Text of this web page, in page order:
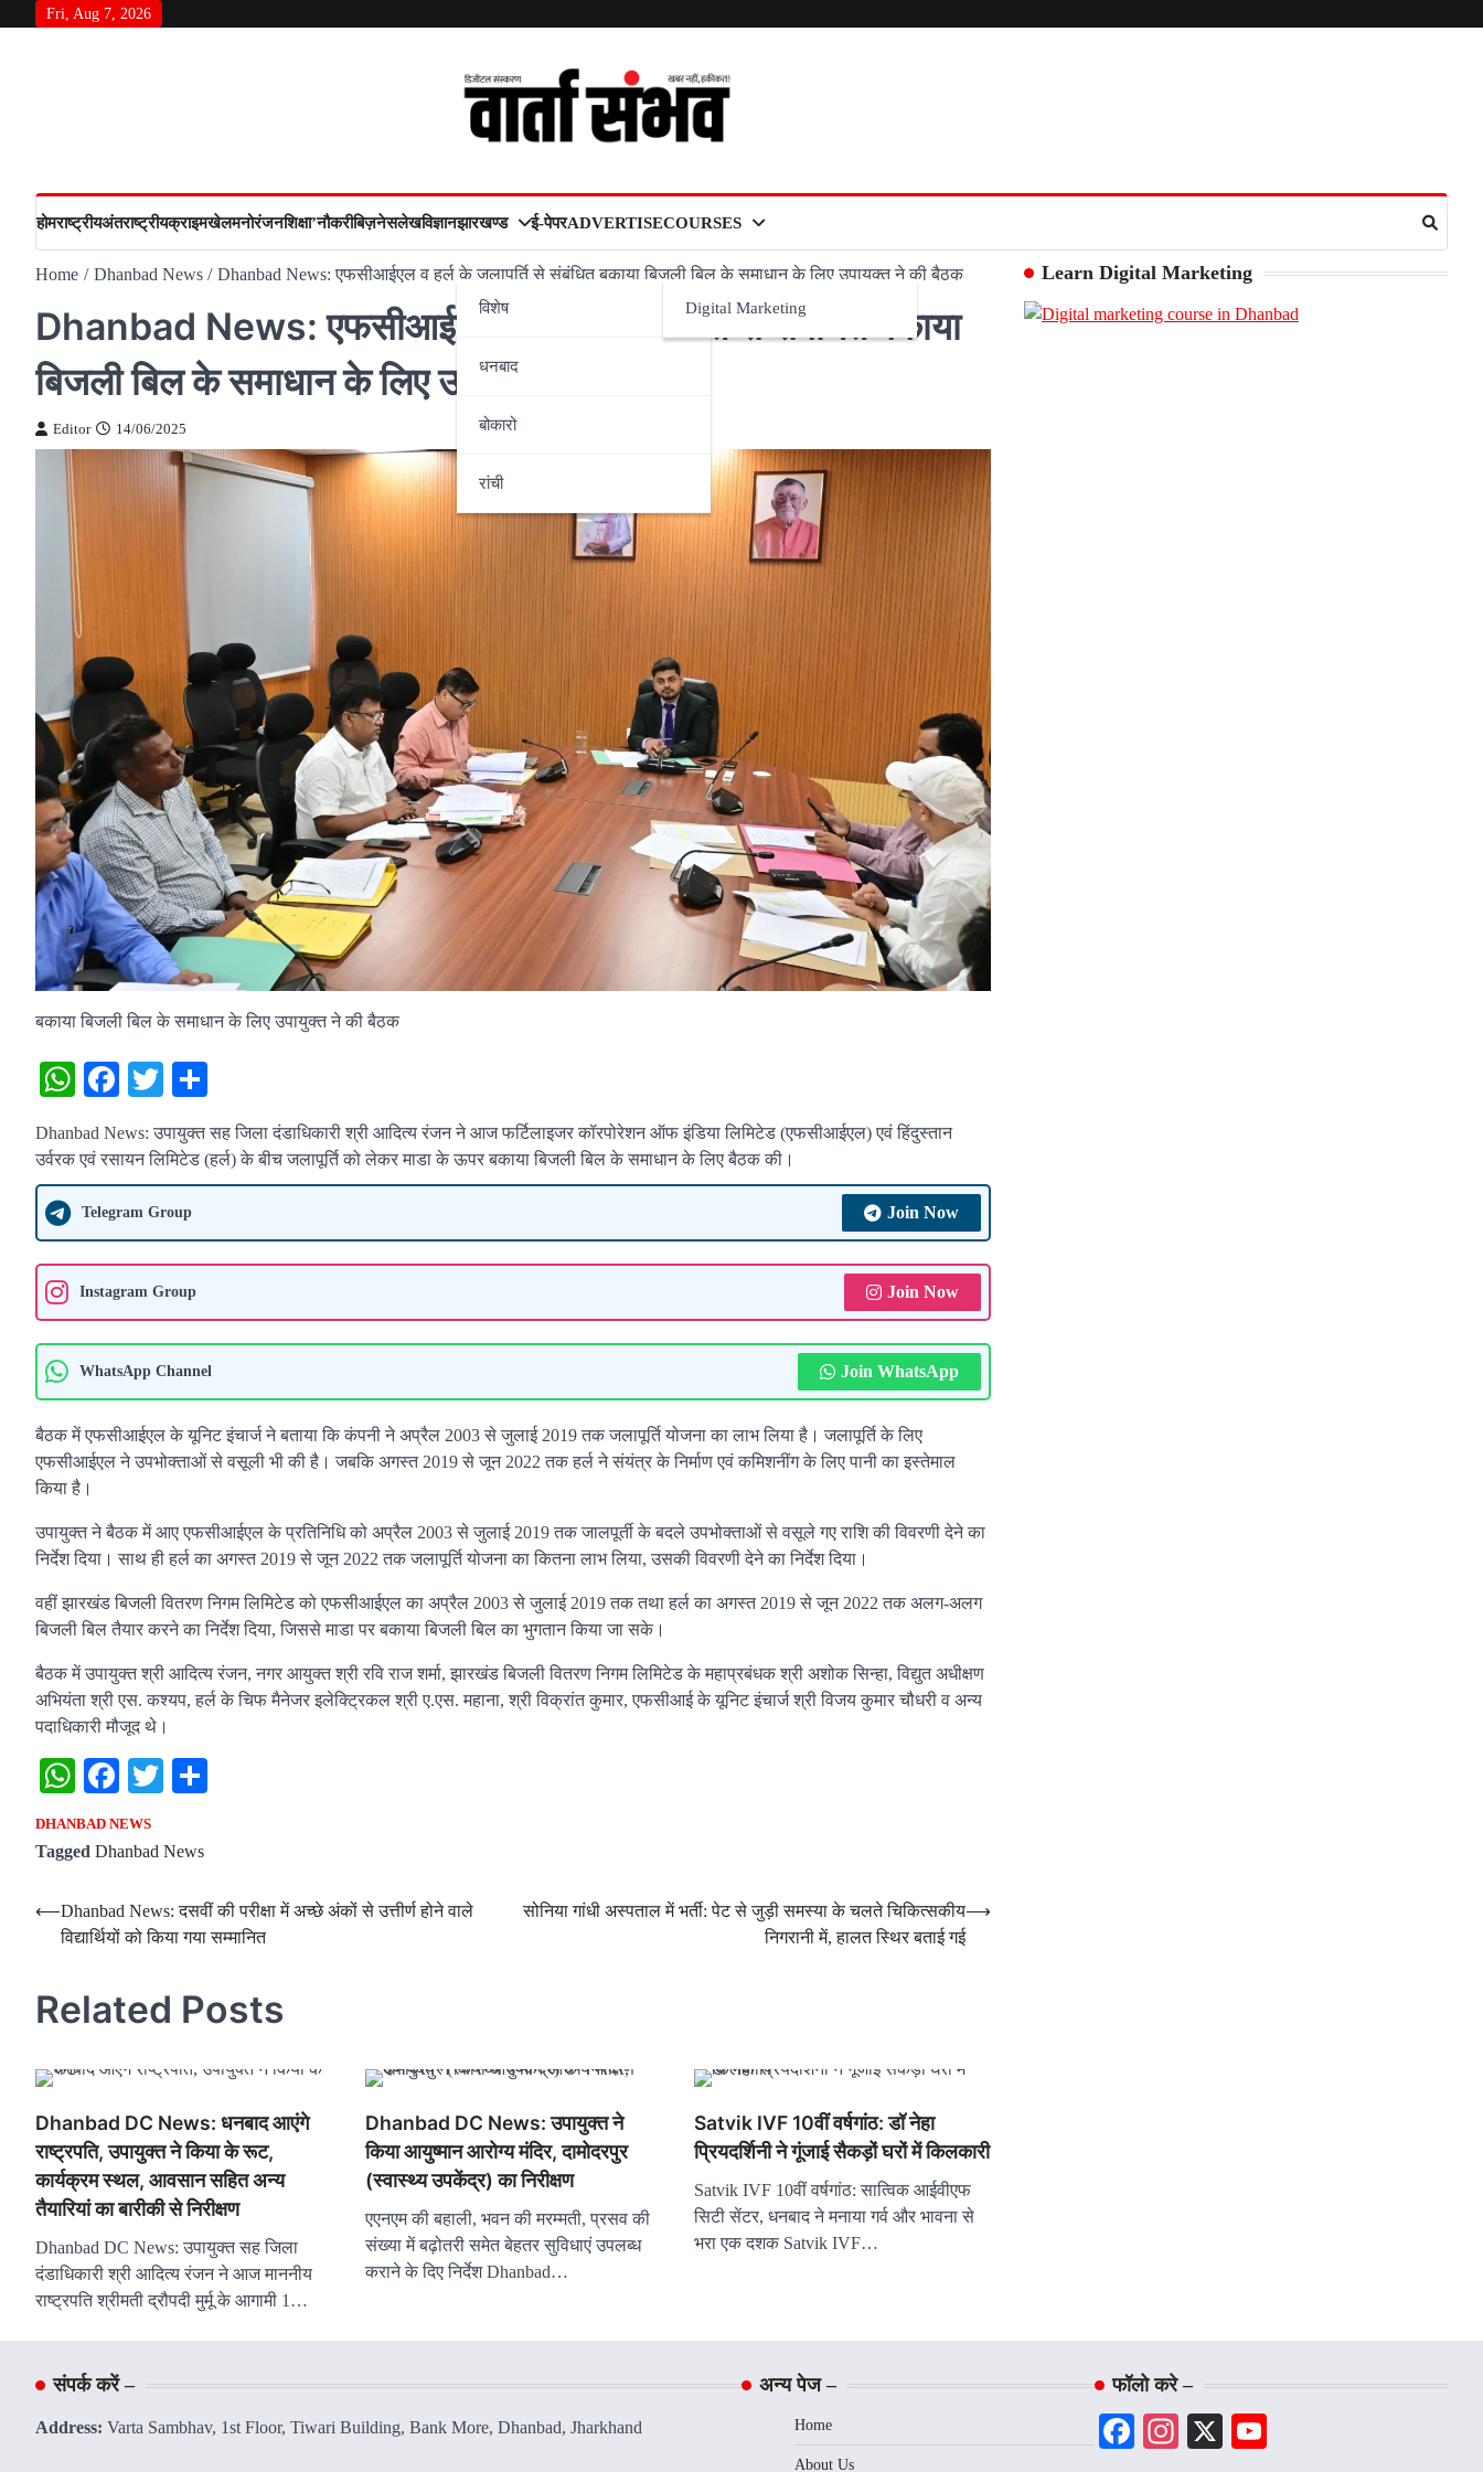
Fri, Aug 7, 2026
होमराष्‍ट्रीयअंतराष्‍ट्रीयक्राइमखेलमनोरंजनशिक्षा’नौकरीबिज़नेसलेखविज्ञानझारखण्ड
विशेष
धनबाद
बोकारो
रांची
ई-पेपरADVERTISECOURSES
Digital Marketing
Home Dhanbad News Dhanbad News: एफसीआईएल व हर्ल के जलापूर्ति से संबंधित बकाया बिजली बिल के समाधान के लिए उपायुक्त ने की बैठक
Dhanbad News: एफसीआईएल व हर्ल के जलापूर्ति से संबंधित बकाया
बिजली बिल के समाधान के लिए उपायुक्त ने की बैठक
Editor 14/06/2025
बकाया बिजली बिल के समाधान के लिए उपायुक्त ने की बैठक
WhatsApp
Facebook
Twitter
Dhanbad News: उपायुक्त सह जिला दंडाधिकारी श्री आदित्य रंजन ने आज फर्टिलाइजर कॉरपोरेशन ऑफ इंडिया लिमिटेड (एफसीआईएल) एवं हिंदुस्तान
उर्वरक एवं रसायन लिमिटेड (हर्ल) के बीच जलापूर्ति को लेकर माडा के ऊपर बकाया बिजली बिल के समाधान के लिए बैठक की।
Telegram Group Join Now
Instagram Group Join Now
WhatsApp Channel Join WhatsApp
बैठक में एफसीआईएल के यूनिट इंचार्ज ने बताया कि कंपनी ने अप्रैल 2003 से जुलाई 2019 तक जलापूर्ति योजना का लाभ लिया है। जलापूर्ति के लिए
एफसीआईएल ने उपभोक्ताओं से वसूली भी की है। जबकि अगस्त 2019 से जून 2022 तक हर्ल ने संयंत्र के निर्माण एवं कमिशनींग के लिए पानी का इस्तेमाल
किया है।
उपायुक्त ने बैठक में आए एफसीआईएल के प्रतिनिधि को अप्रैल 2003 से जुलाई 2019 तक जालपूर्ती के बदले उपभोक्ताओं से वसूले गए राशि की विवरणी देने का
निर्देश दिया। साथ ही हर्ल का अगस्त 2019 से जून 2022 तक जलापूर्ति योजना का कितना लाभ लिया, उसकी विवरणी देने का निर्देश दिया।
वहीं झारखंड बिजली वितरण निगम लिमिटेड को एफसीआईएल का अप्रैल 2003 से जुलाई 2019 तक तथा हर्ल का अगस्त 2019 से जून 2022 तक अलग-अलग
बिजली बिल तैयार करने का निर्देश दिया, जिससे माडा पर बकाया बिजली बिल का भुगतान किया जा सके।
बैठक में उपायुक्त श्री आदित्य रंजन, नगर आयुक्त श्री रवि राज शर्मा, झारखंड बिजली वितरण निगम लिमिटेड के महाप्रबंधक श्री अशोक सिन्हा, विद्युत अधीक्षण
अभियंता श्री एस. कश्यप, हर्ल के चिफ मैनेजर इलेक्ट्रिकल श्री ए.एस. महाना, श्री विक्रांत कुमार, एफसीआई के यूनिट इंचार्ज श्री विजय कुमार चौधरी व अन्य
पदाधिकारी मौजूद थे।
WhatsApp
Facebook
Twitter
DHANBAD NEWS
Tagged Dhanbad News
Post
navigation
⟵Dhanbad News: दसवीं की परीक्षा में अच्छे अंकों से उत्तीर्ण होने वाले
विद्यार्थियों को किया गया सम्मानित
सोनिया गांधी अस्पताल में भर्ती: पेट से जुड़ी समस्या के चलते चिकित्सकीय
निगरानी में, हालत स्थिर बताई गई
⟶
Related Posts
Dhanbad DC News: धनबाद आएंगे
राष्ट्रपति, उपायुक्त ने किया के रूट,
कार्यक्रम स्थल, आवसान सहित अन्य
तैयारियां का बारीकी से निरीक्षण
Dhanbad DC News: उपायुक्त सह जिला
दंडाधिकारी श्री आदित्य रंजन ने आज माननीय
राष्ट्रपति श्रीमती द्रौपदी मुर्मू के आगामी 1…
Dhanbad DC News: उपायुक्त ने
किया आयुष्मान आरोग्य मंदिर, दामोदरपुर
(स्वास्थ्य उपकेंद्र) का निरीक्षण
एएनएम की बहाली, भवन की मरम्मती, प्रसव की
संख्या में बढ़ोतरी समेत बेहतर सुविधाएं उपलब्ध
कराने के दिए निर्देश Dhanbad…
Satvik IVF 10वीं वर्षगांठ: डॉ नेहा
प्रियदर्शिनी ने गूंजाई सैकड़ों घरों में किलकारी
Satvik IVF 10वीं वर्षगांठ: सात्विक आईवीएफ
सिटी सेंटर, धनबाद ने मनाया गर्व और भावना से
भरा एक दशक Satvik IVF…
Learn Digital Marketing
संपर्क करें –
Address: Varta Sambhav, 1st Floor, Tiwari Building, Bank More, Dhanbad, Jharkhand
अन्य पेज –
Home
About Us
फॉलो करे –
Facebook
Instagram
X